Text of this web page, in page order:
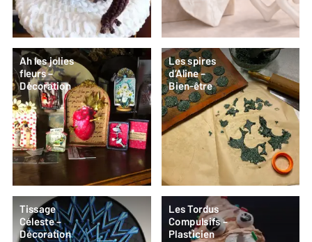
Ah les jolies
fleurs –
Décoration
Les spires
d’Aline –
Bien-être
Tissage
Céleste –
Décoration
Les Tordus
Compulsifs –
Plasticien